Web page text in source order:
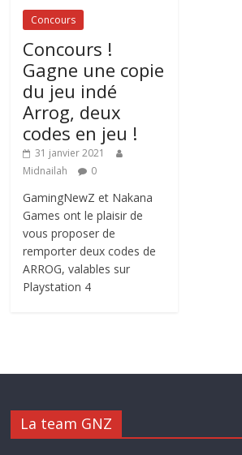
Concours
Concours !
Gagne une copie
du jeu indé
Arrog, deux
codes en jeu !
31 janvier 2021
Midnailah
0
GamingNewZ et Nakana
Games ont le plaisir de
vous proposer de
remporter deux codes de
ARROG, valables sur
Playstation 4
La team GNZ